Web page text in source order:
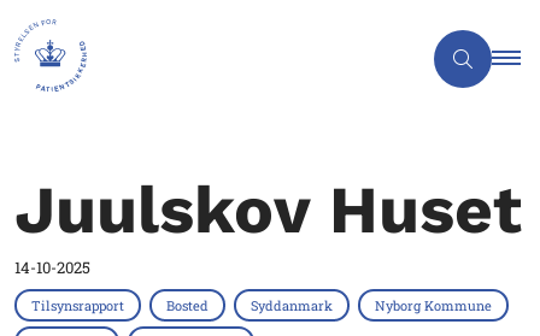
Juulskov Huset
14-10-2025
Tilsynsrapport Bosted Syddanmark Nyborg Kommune